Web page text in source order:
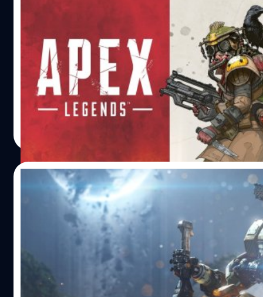
เล่นฟรีวันนี้! EA เปิดตัว Apex Legends พร้อม
สเปคความต้องการ
หลังจากเมื่อวานมีข่าวว่า ทีมพัฒนาเกมซีรีส์ Titanfall ได้วางแ
จะเปิดตัวเกมใหม่ ล่าสุดค่ายเกม Electronic Arts และ
Entertainment ทีมพัฒนาได้ประกาศเปิดตัว Apex Legends เ
ใหม่แนว Battle Royale ที่อยู่ในจักรวาลเดียวกับ Titanfall โด
เปิดให้เล่นแบบ Free to Play บนแพลตฟอร์ม PlayStation 4,
Xbox One และ PC พร้อมทั้งปล่อยตัวอย่างและคลิปเกมเพลย์
ออกมาให้ชมกัน https://youtu.be/innmNewjkuk
https://youtu.be/UMJb_mkqynU
https://youtu.be/cEReUkZjjN4 ทีมพัฒนาให้สัญญาว่าจะ
ประสบการณ์การเล่นเกมแนว Battle Royale ในรูปแบบที่ไม่เ
ใคร โดยผู้เล่นจะได้เล่นเป็น 1 ใน 8 นักสู้ในตำนาน ซึ่งนักสู้แต่
จะมีทักษะและความสามารถพิเศษแตกต่างกัน เช่น
นักสะกดรอยที่สามารถใช้อุปกรณ์สุดไฮเทคในการเผยที่ซ่อนข
ศัตรูและกับดัก หรือ Lifeline แพทย์สนามที่สามารถสร้างเกราะ
ป้องกันและสามารถชุบชีวิตเพื่อนร่วมทีมได้ และเมื่อผู้เล่นเลือ
สู้ที่ตัวเองชอบได้แล้ว ผู้เล่นจะถูกจัดให้อยู่ในทีมโดยอัตโนมัติ
แต่ละทีมจะมีผู้เล่น 3 คน จากนั้นผู้เล่นจะต้องต่อสู้กับผู้เล่นทีม
ศุภกร ประเสริฐศิลป์| 2742 days ago
04/02/2019
ทีมพัฒนา Titanfall เตรียมเปิดตัว Apex
Legends เกมใหม่แนว Battle Royale
หลังจากในช่วงสัปดาห์ที่ผ่านมามีข่าวลืออย่างหนาหูว่า ทีมพัฒ
เกมซีรีส์ Titanfall กำลังจะเปิดตัวเกมใหม่แนว Battle Royale
มีชื่อว่า Apex Legends ล่าสุด Respawn Entertainment ได้อ
มายืนยันผ่านทวิตเตอร์ว่า ข่าวลือเรื่องเกม Apex Legends เป็น